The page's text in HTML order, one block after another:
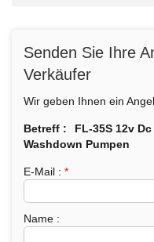
Senden Sie Ihre
Verkäufer
Wir geben Ihnen ein
Betreff :
FL-35S 12v
Washdown Pumpen
E-Mail : *
Name :